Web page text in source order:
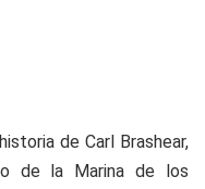
de Carl Brashear,
de la Marina de los